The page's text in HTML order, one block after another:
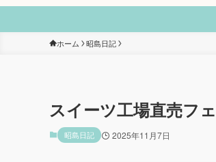
ホーム 昭島日記
スイーツ工場直売フ
昭島日記 2025年11月7日